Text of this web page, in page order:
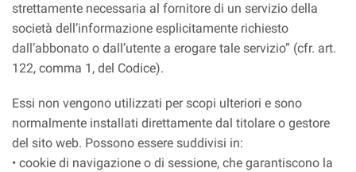
strettamente necessaria al fornitore di un servizio della
società dell’informazione esplicitamente richiesto
dall’abbonato o dall’utente a erogare tale servizio” (cfr. art.
122, comma 1, del Codice).
Essi non vengono utilizzati per scopi ulteriori e sono
normalmente installati direttamente dal titolare o gestore
del sito web. Possono essere suddivisi in:
• cookie di navigazione o di sessione, che garantiscono la